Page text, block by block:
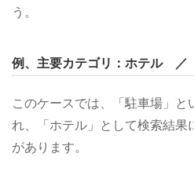
う。
例、主要カテゴリ：ホテル
このケースでは、「駐車場」と
れ、「ホテル」として検索結果
があります。